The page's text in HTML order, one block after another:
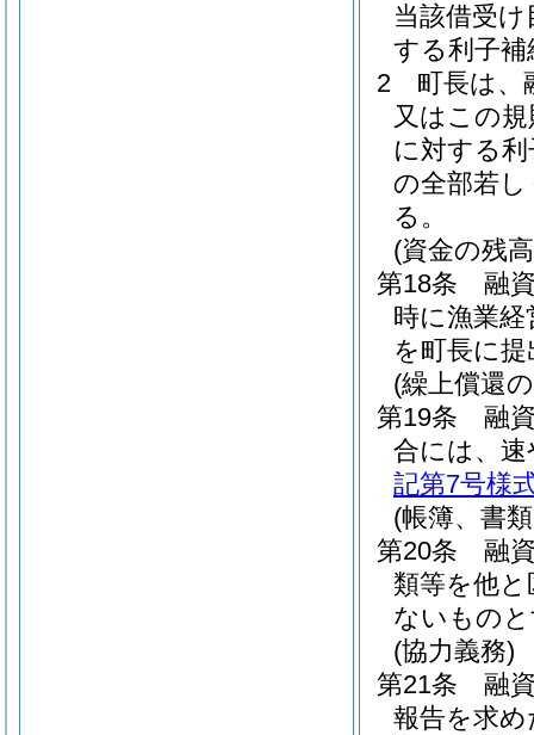
当該借受
する利子
2
町長は、
又はこの
に対する
の全部若
る。
(資金の残
第18条
融
時に漁業経
を町長に
(繰上償還
第19条
融
合には、速
記第7号様
(帳簿、書
第20条
融
類等を他
ないもの
(協力義務)
第21条
融
報告を求